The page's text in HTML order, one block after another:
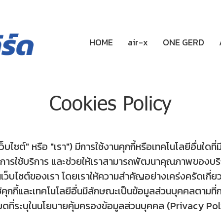
HOME air-x ONE GERD
Cookies Policy
ไซต์" หรือ "เรา") มีการใช้งานคุกกี้หรือเทคโนโลยีอื่นใ
ารใช้บริการ และช่วยให้เราสามารถพัฒนาคุณภาพของ
ว็บไซต์ของเรา โดยเราให้ความสำคัญอย่างเคร่งครัดเ
กกี้และเทคโนโลยีอื่นมีลักษณะเป็นข้อมูลส่วนบุคคลตาม
ดที่ระบุในนโยบายคุ้มครองข้อมูลส่วนบุคคล (Privacy